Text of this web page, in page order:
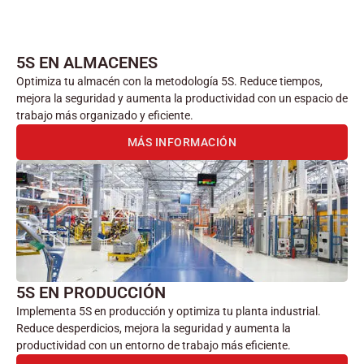
5S EN ALMACENES
Optimiza tu almacén con la metodología 5S. Reduce tiempos,
mejora la seguridad y aumenta la productividad con un espacio de
trabajo más organizado y eficiente.
MÁS INFORMACIÓN
5S EN PRODUCCIÓN
Implementa 5S en producción y optimiza tu planta industrial.
Reduce desperdicios, mejora la seguridad y aumenta la
productividad con un entorno de trabajo más eficiente.